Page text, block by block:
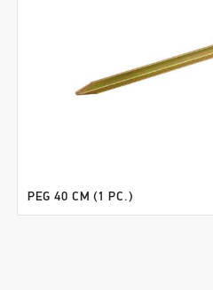
PEG 40 CM (1 PC.)